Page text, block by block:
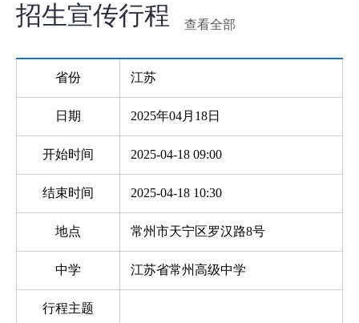
招生宣传行程 查看全部
省份 江苏
日期 2025年04月18日
开始时间 2025-04-18 09:00
结束时间 2025-04-18 10:30
地点 常州市天宁区罗汉路8号
中学 江苏省常州高级中学
行程主题